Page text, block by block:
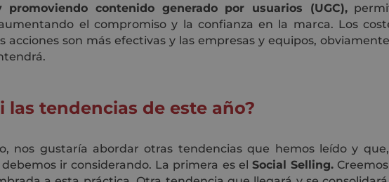
contenido generado por usuarios (UGC),
el compromiso y la confianza en la marca. Los
acciones son más efectivas y las empresas y equipos,
las tendencias de este año?
nos gustaría abordar otras tendencias que hemos leído y
ir considerando. La primera es el Social Selling.